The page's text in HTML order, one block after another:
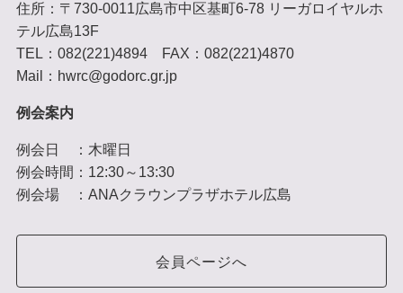
住所：〒730-0011広島市中区基町6-78 リーガロイヤルホ
テル広島13F
TEL：082(221)4894 FAX：082(221)4870
Mail：hwrc@godorc.gr.jp
例会案内
例会日 ：木曜日
例会時間：12:30～13:30
例会場 ：ANAクラウンプラザホテル広島
会員ページへ